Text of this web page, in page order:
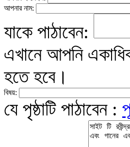
আপনার নাম:
যাকে পাঠাবেন:
এখানে আপনি
হতে হবে।
বিষয়:
যে পৃষ্ঠাটি পাঠাবেন :